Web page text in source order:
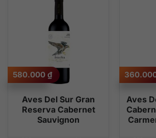
độ
cao
Aves Del Sur Gran
Reserva Cabernet
Sauvignon
580.000 ₫
Aves